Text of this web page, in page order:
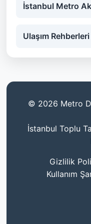
İstanbul Metro
Ulaşım Rehberleri
© 2026 Metro
İstanbul Toplu
Gizlilik
Kullanım